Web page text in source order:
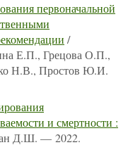
первоначальной
/
Е.П., Грецова О.П.,
Н.В., Простов Ю.И.
и смертности :
Д.Ш. — 2022.